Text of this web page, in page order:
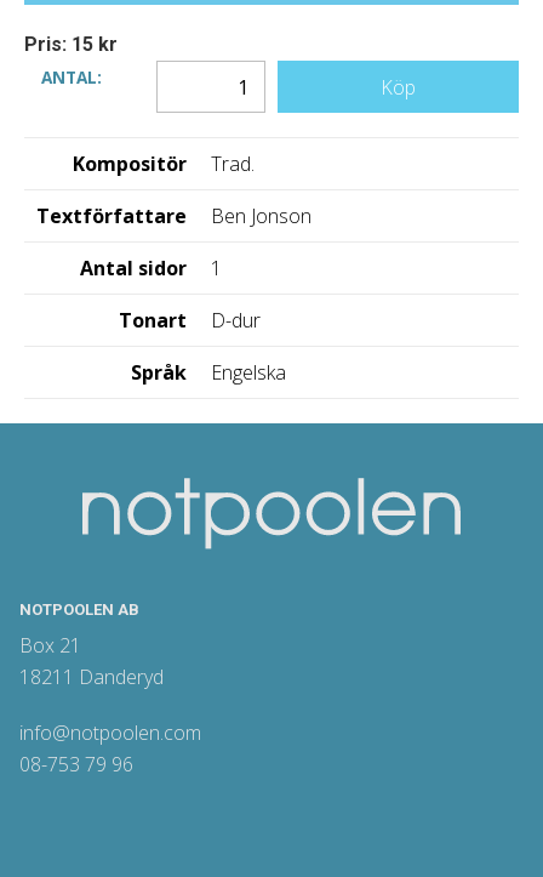
Pris: 15 kr
ANTAL:
Köp
Kompositör
Trad.
Textförfattare
Ben Jonson
Antal sidor
1
Tonart
D-dur
Språk
Engelska
NOTPOOLEN AB
Box 21
18211 Danderyd
info@notpoolen.com
08-753 79 96